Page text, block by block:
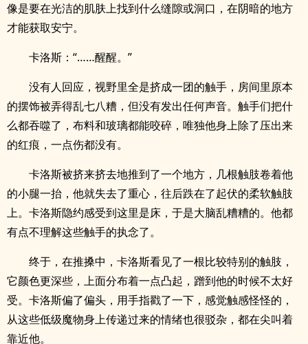
像是要在光洁的肌肤上找到什么缝隙或洞口，在阴暗的地方
才能获取安宁。
卡洛斯：“……醒醒。”
没有人回应，视野里全是挤成一团的触手，房间里原本
的摆饰被弄得乱七八糟，但没有发出任何声音。触手们把什
么都吞噬了，布料和玻璃都能咬碎，唯独他身上除了压出来
的红痕，一点伤都没有。
卡洛斯被挤来挤去地推到了一个地方，几根触肢卷着他
的小腿一抬，他就失去了重心，往后跌在了起伏的柔软触肢
上。卡洛斯隐约感受到这里是床，于是大脑乱糟糟的。他都
有点不理解这些触手的执念了。
终于，在推搡中，卡洛斯看见了一根比较特别的触肢，
它颜色更深些，上面分布着一点凸起，蹭到他的时候不太好
受。卡洛斯偏了偏头，用手指戳了一下，感觉触感怪怪的，
从这些低级魔物身上传递过来的情绪也很驳杂，都在尖叫着
靠近他。